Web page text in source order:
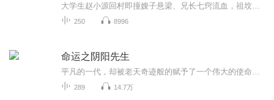
250 8996
命运之阴阳先生
289 14.7万